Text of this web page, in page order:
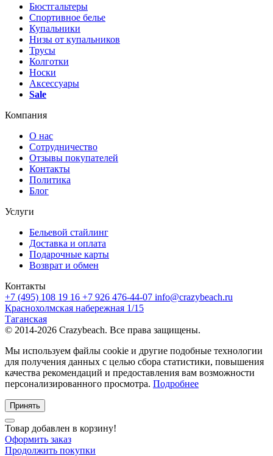
Бюстгальтеры
Спортивное белье
Купальники
Низы от купальников
Трусы
Колготки
Носки
Аксессуары
Sale
Компания
О нас
Сотрудничество
Отзывы покупателей
Контакты
Политика
Блог
Услуги
Бельевой стайлинг
Доставка и оплата
Подарочные карты
Возврат и обмен
Контакты
+7 (495) 108 19 16 +7 926 476-44-07 info@crazybeach.ru
Краснохолмская набережная 1/15
Таганская
© 2014-2026 Crazybeach. Все права защищены.
Мы используем файлы cookie и другие подобные технологии
для получения данных с целью сбора статистики, повышения
качества рекомендаций и предоставления вам возможности
персонализированного просмотра. Подробнее
Принять
Товар добавлен в корзину!
Оформить заказ
Продолжить покупки